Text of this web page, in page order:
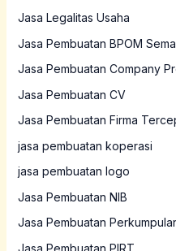
Jasa Legalitas Usaha
Jasa Pembuatan BPOM
Jasa Pembuatan Company
Jasa Pembuatan CV
Jasa Pembuatan Firma
jasa pembuatan koperasi
jasa pembuatan logo
Jasa Pembuatan NIB
Jasa Pembuatan
Jasa Pembuatan PIRT